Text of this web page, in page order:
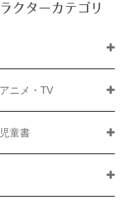
クターカテゴリ
ニメ・TV
童書